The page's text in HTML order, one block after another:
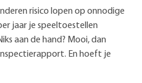
risico lopen op onnodige
jaar je speeltoestellen
aan de hand? Mooi, dan
En hoeft je